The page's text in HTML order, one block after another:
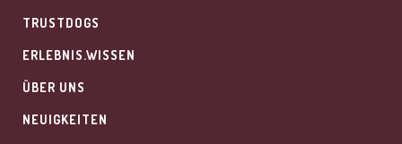
TRUSTDOGS
ERLEBNIS.WISSEN
ÜBER UNS
NEUIGKEITEN